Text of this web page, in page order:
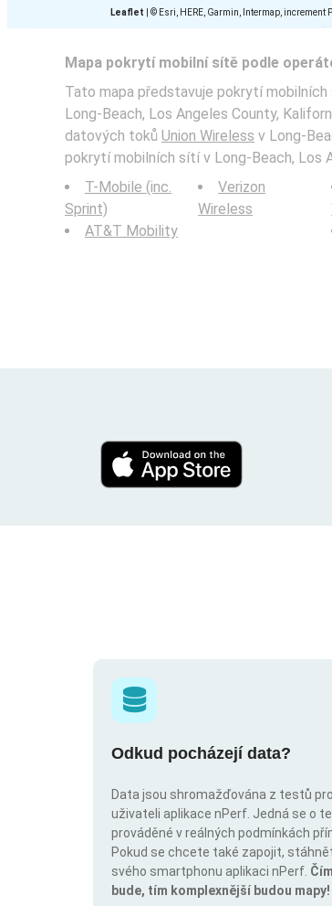
Leaflet © Esri, HERE, Garmin, Intermap, increment
Mapa pokrytí mobilní sítě podle
Tato mapa představuje pokrytí mobilních
Long-Beach, Los Angeles County,
datových toků Union Wireless v Long-
pokrytí mobilních sítí v Long-Beach, Los
T-Mobile (inc.
Sprint)
AT&T Mobility
Verizon
Wireless
Odkud pocházejí data?
Data jsou shromažďována z testů
uživateli aplikace nPerf. Jedná se o
prováděné v reálných podmínkách
Pokud se chcete také zapojit,
svého smartphonu aplikaci nPerf.
bude, tím komplexnější budou mapy!